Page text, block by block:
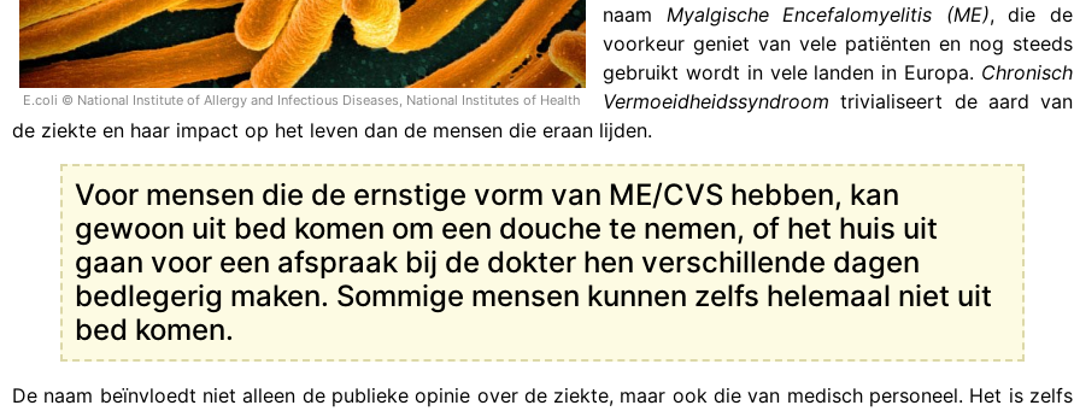
E.coli © National Institute of Allergy and Infectious Diseases, National Institutes of Health
naam Myalgische Encefalomyelitis (ME), die de
voorkeur geniet van vele patiënten en nog steeds
gebruikt wordt in vele landen in Europa. Chronisch
Vermoeidheidssyndroom trivialiseert de aard van
de ziekte en haar impact op het leven dan de mensen die eraan lijden.
Voor mensen die de ernstige vorm van ME/CVS hebben, kan
gewoon uit bed komen om een douche te nemen, of het huis uit
gaan voor een afspraak bij de dokter hen verschillende dagen
bedlegerig maken. Sommige mensen kunnen zelfs helemaal niet uit
bed komen.
De naam beïnvloedt niet alleen de publieke opinie over de ziekte, maar ook die van medisch personeel. Het is zelfs